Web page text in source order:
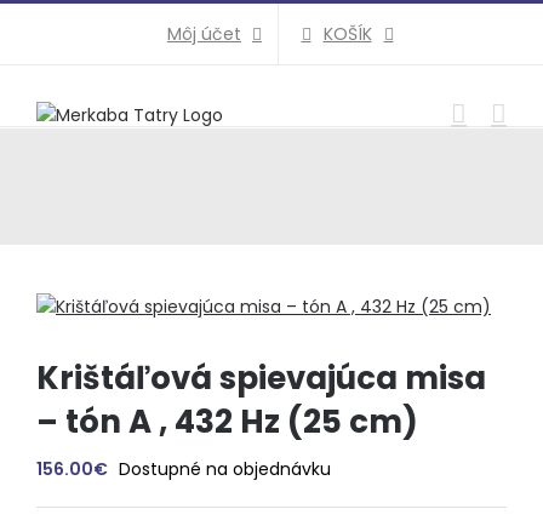
Môj účet KOŠÍK
Krištáľová spievajúca misa
– tón A , 432 Hz (25 cm)
156.00€ Dostupné na objednávku